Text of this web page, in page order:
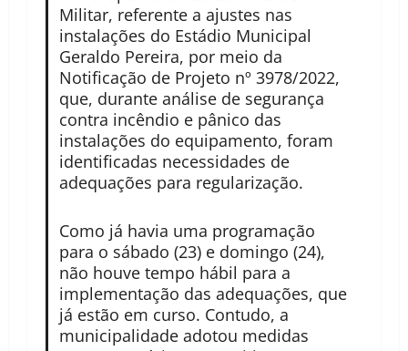
Militar, referente a ajustes nas
instalações do Estádio Municipal
Geraldo Pereira, por meio da
Notificação de Projeto nº 3978/2022,
que, durante análise de segurança
contra incêndio e pânico das
instalações do equipamento, foram
identificadas necessidades de
adequações para regularização.
Como já havia uma programação
para o sábado (23) e domingo (24),
não houve tempo hábil para a
implementação das adequações, que
já estão em curso. Contudo, a
municipalidade adotou medidas